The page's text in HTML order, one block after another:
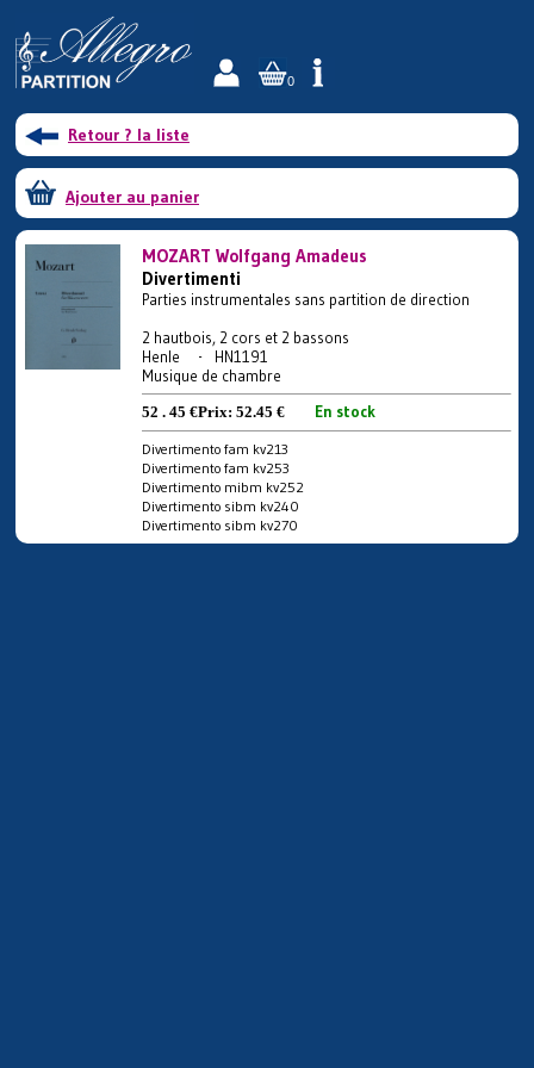
0
Retour ? la liste
Ajouter au panier
MOZART Wolfgang Amadeus
Divertimenti
Parties instrumentales sans partition de direction
2 hautbois, 2 cors et 2 bassons
Henle - HN1191
Musique de chambre
52 . 45 €Prix: 52.45 € En stock
Divertimento fam kv213
Divertimento fam kv253
Divertimento mibm kv252
Divertimento sibm kv240
Divertimento sibm kv270